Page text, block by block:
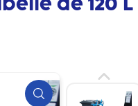
de 120
Zoom